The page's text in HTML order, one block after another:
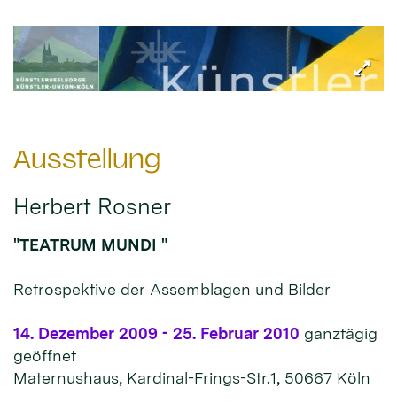
Ausstellung
Herbert Rosner
"TEATRUM MUNDI "
Retrospektive der Assemblagen und Bilder
14. Dezember 2009 - 25. Februar 2010 ganztägig
geöffnet
Maternushaus, Kardinal-Frings-Str.1, 50667 Köln